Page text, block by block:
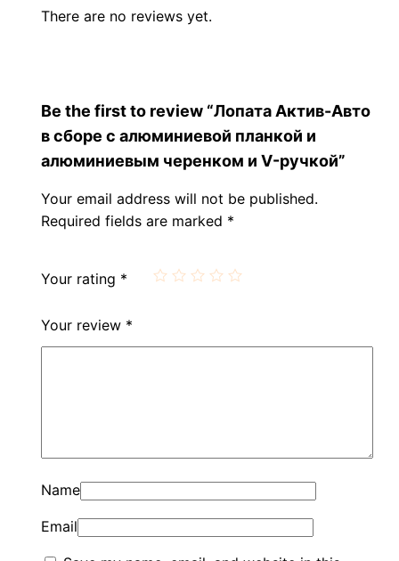
quantity
There are no reviews yet.
Be the first to review “Лопата Актив-Авто
в сборе с алюминиевой планкой и
алюминиевым черенком и V-ручкой”
Your email address will not be published.
Required fields are marked *
Your rating *
Your review *
Name
Email